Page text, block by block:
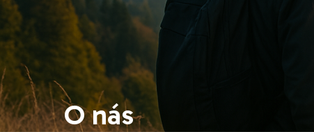
O nás